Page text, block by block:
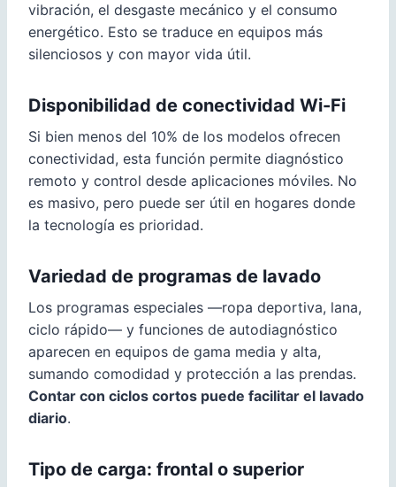
vibración, el desgaste mecánico y el consumo
energético. Esto se traduce en equipos más
silenciosos y con mayor vida útil.
Disponibilidad de conectividad Wi-Fi
Si bien menos del 10% de los modelos ofrecen
conectividad, esta función permite diagnóstico
remoto y control desde aplicaciones móviles. No
es masivo, pero puede ser útil en hogares donde
la tecnología es prioridad.
Variedad de programas de lavado
Los programas especiales —ropa deportiva, lana,
ciclo rápido— y funciones de autodiagnóstico
aparecen en equipos de gama media y alta,
sumando comodidad y protección a las prendas.
Contar con ciclos cortos puede facilitar el lavado
diario.
Tipo de carga: frontal o superior